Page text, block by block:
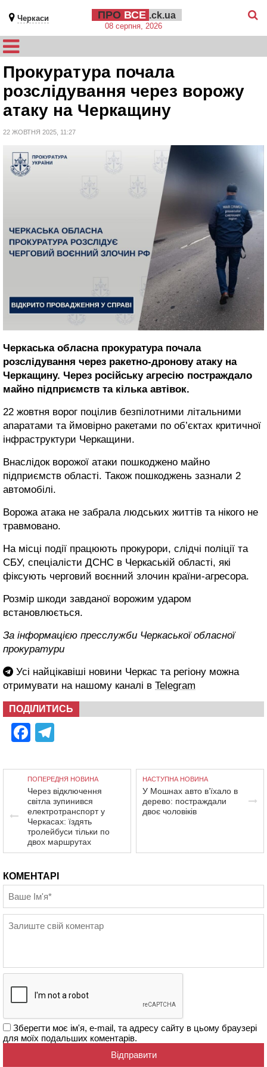
Черкаси ПРО ВСЕ .ck.ua
08 серпня, 2026
Прокуратура почала
розслідування через ворожу
атаку на Черкащину
22 ЖОВТНЯ 2025, 11:27
Черкаська обласна прокуратура почала
розслідування через ракетно-дронову атаку на
Черкащину. Через російську агресію постраждало
майно підприємств та кілька автівок.
22 жовтня ворог поцілив безпілотними літальними
апаратами та ймовірно ракетами по об’єктах критичної
інфраструктури Черкащини.
Внаслідок ворожої атаки пошкоджено майно
підприємств області. Також пошкоджень зазнали 2
автомобілі.
Ворожа атака не забрала людських життів та нікого не
травмовано.
На місці події працюють прокурори, слідчі поліції та
СБУ, спеціалісти ДСНС в Черкаській області, які
фіксують черговий воєнний злочин країни-агресора.
Розмір шкоди завданої ворожим ударом
встановлюється.
За інформацією пресслужби Черкаської обласної
прокуратури
Усі найцікавіші новини Черкас та регіону можна
отримувати на нашому каналі в Telegram
ПОДІЛИТИСЬ
Facebook
ПОПЕРЕДНЯ НОВИНА
Через відключення
світла зупинився
електротранспорт у
Черкасах: їздять
тролейбуси тільки по
двох маршрутах
НАСТУПНА НОВИНА
У Мошнах авто в’їхало в
дерево: постраждали
двоє чоловіків
КОМЕНТАРІ
Зберегти моє ім'я, e-mail, та адресу сайту в цьому браузері
для моїх подальших коментарів.